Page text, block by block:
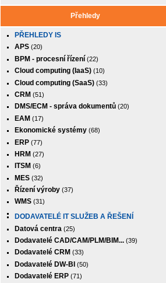
Přehledy
PŘEHLEDY IS
APS (20)
BPM - procesní řízení (22)
Cloud computing (IaaS) (10)
Cloud computing (SaaS) (33)
CRM (51)
DMS/ECM - správa dokumentů (20)
EAM (17)
Ekonomické systémy (68)
ERP (77)
HRM (27)
ITSM (6)
MES (32)
Řízení výroby (37)
WMS (31)
DODAVATELÉ IT SLUŽEB A ŘEŠENÍ
Datová centra (25)
Dodavatelé CAD/CAM/PLM/BIM... (39)
Dodavatelé CRM (33)
Dodavatelé DW-BI (50)
Dodavatelé ERP (71)